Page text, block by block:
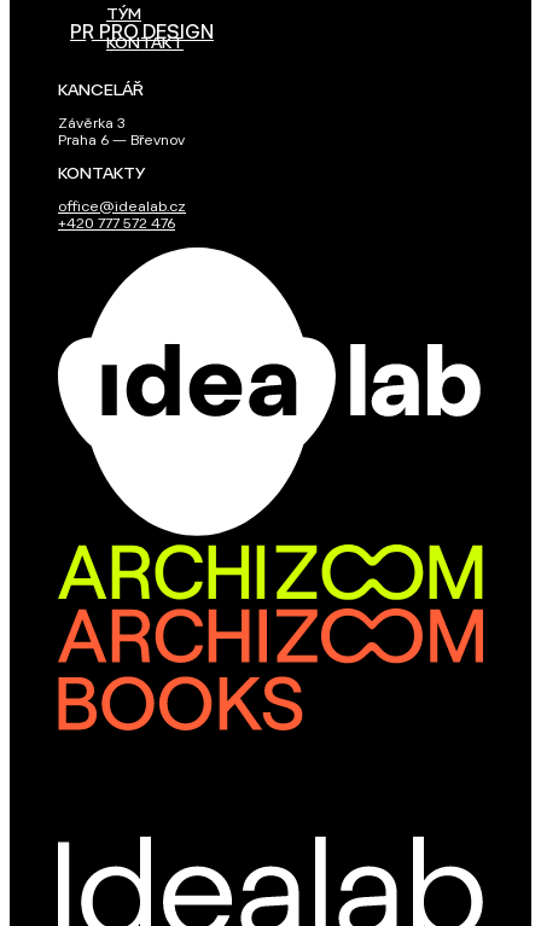
PR PRO DESIGN
TÝM
KONTAKT
KANCELÁŘ
Závěrka 3
Praha 6 — Břevnov
KONTAKTY
office@idealab.cz
+420 777 572 476